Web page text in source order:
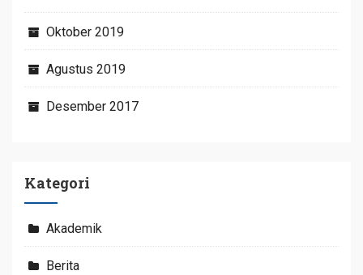
Oktober 2019
Agustus 2019
Desember 2017
Kategori
Akademik
Berita